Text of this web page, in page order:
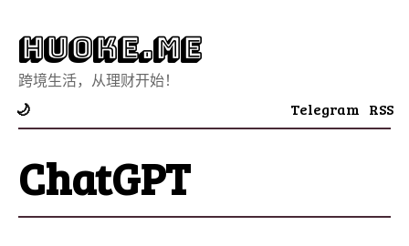
Huoke.Me
跨境生活，从理财开始！
🌙 Telegram RSS
ChatGPT